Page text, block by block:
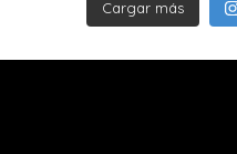
entrega de tu paquete,
siguiente día hábil.
Cargar más